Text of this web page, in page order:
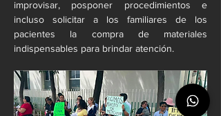
improvisar, posponer procedimientos e
incluso solicitar a los familiares de los
pacientes la compra de materiales
indispensables para brindar atención.